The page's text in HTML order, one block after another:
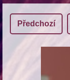
Předchozí